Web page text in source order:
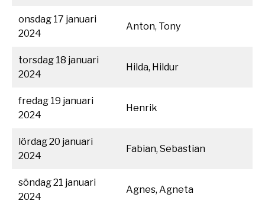
onsdag 17 januari
2024
Anton, Tony
torsdag 18 januari
2024
Hilda, Hildur
fredag 19 januari
2024
Henrik
lördag 20 januari
2024
Fabian, Sebastian
söndag 21 januari
2024
Agnes, Agneta